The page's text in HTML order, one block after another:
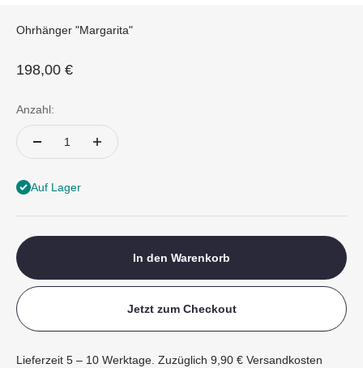
Ohrhänger "Margarita"
Angebot
198,00 €
Anzahl:
Auf Lager
In den Warenkorb
Jetzt zum Checkout
Lieferzeit 5 – 10 Werktage. Zuzüglich 9,90 € Versandkosten